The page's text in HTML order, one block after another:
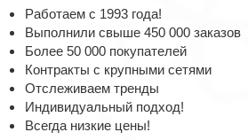
Работаем с 1993 года!
Выполнили свыше 450 000 заказов
Более 50 000 покупателей
Контракты с крупными сетями
Отслеживаем тренды
Индивидуальный подход!
Всегда низкие цены!